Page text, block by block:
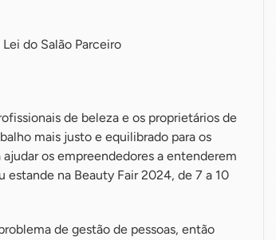
do Salão Parceiro
de beleza e os proprietários de
mais justo e equilibrado para os
os empreendedores a entenderem
estande na Beauty Fair 2024, de 7 a 10
de gestão de pessoas, então